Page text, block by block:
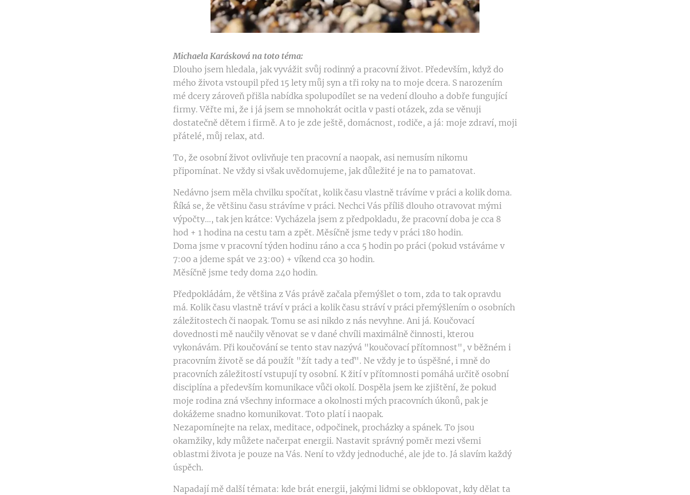
Michaela Karásková na toto téma:
Dlouho jsem hledala, jak vyvážit svůj rodinný a pracovní život. Především, když do
mého života vstoupil před 15 lety můj syn a tři roky na to moje dcera. S narozením
mé dcery zároveň přišla nabídka spolupodílet se na vedení dlouho a dobře fungující
firmy. Věřte mi, že i já jsem se mnohokrát ocitla v pasti otázek, zda se věnuji
dostatečně dětem i firmě. A to je zde ještě, domácnost, rodiče, a já: moje zdraví, moji
přátelé, můj relax, atd.
To, že osobní život ovlivňuje ten pracovní a naopak, asi nemusím nikomu
připomínat. Ne vždy si však uvědomujeme, jak důležité je na to pamatovat.
Nedávno jsem měla chvilku spočítat, kolik času vlastně trávíme v práci a kolik doma.
Říká se, že většinu času strávíme v práci. Nechci Vás příliš dlouho otravovat mými
výpočty..., tak jen krátce: Vycházela jsem z předpokladu, že pracovní doba je cca 8
hod + 1 hodina na cestu tam a zpět. Měsíčně jsme tedy v práci 180 hodin.
Doma jsme v pracovní týden hodinu ráno a cca 5 hodin po práci (pokud vstáváme v
7:00 a jdeme spát ve 23:00) + víkend cca 30 hodin.
Měsíčně jsme tedy doma 240 hodin.
Předpokládám, že většina z Vás právě začala přemýšlet o tom, zda to tak opravdu
má. Kolik času vlastně tráví v práci a kolik času stráví v práci přemýšlením o osobních
záležitostech či naopak. Tomu se asi nikdo z nás nevyhne. Ani já. Koučovací
dovednosti mě naučily věnovat se v dané chvíli maximálně činnosti, kterou
vykonávám. Při koučování se tento stav nazývá "koučovací přítomnost", v běžném i
pracovním životě se dá použít "žít tady a teď". Ne vždy je to úspěšné, i mně do
pracovních záležitostí vstupují ty osobní. K žití v přítomnosti pomáhá určitě osobní
disciplína a především komunikace vůči okolí. Dospěla jsem ke zjištění, že pokud
moje rodina zná všechny informace a okolnosti mých pracovních úkonů, pak je
dokážeme snadno komunikovat. Toto platí i naopak.
Nezapomínejte na relax, meditace, odpočinek, procházky a spánek. To jsou
okamžiky, kdy můžete načerpat energii. Nastavit správný poměr mezi všemi
oblastmi života je pouze na Vás. Není to vždy jednoduché, ale jde to. Já slavím každý
úspěch.
Napadají mě další témata: kde brát energii, jakými lidmi se obklopovat, kdy dělat ta